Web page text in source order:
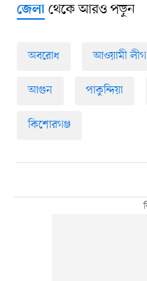
জেলাথেকে আরও পড়ুন
অবরোধ আওয়ামী লীগ
আগুন পাকুন্দিয়া
কিশোরগঞ্জ